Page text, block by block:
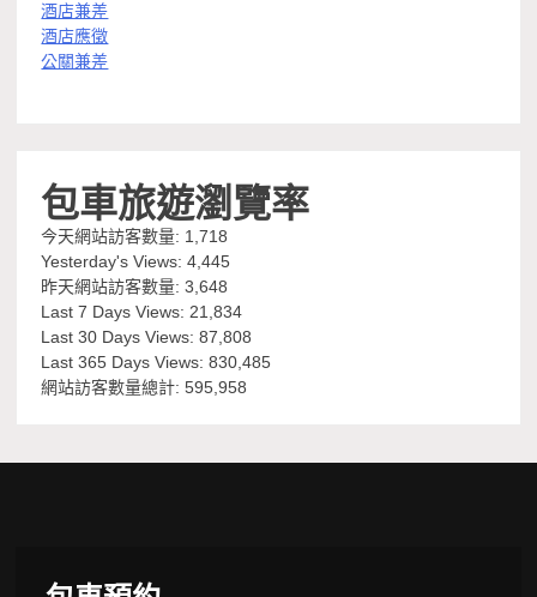
酒店兼差
酒店應徵
公關兼差
包車旅遊瀏覽率
今天網站訪客數量: 1,718
Yesterday's Views:4,445
昨天網站訪客數量:3,648
Last 7 Days Views: 21,834
Last 30 Days Views:87,808
Last 365 Days Views:830,485
網站訪客數量總計:595,958